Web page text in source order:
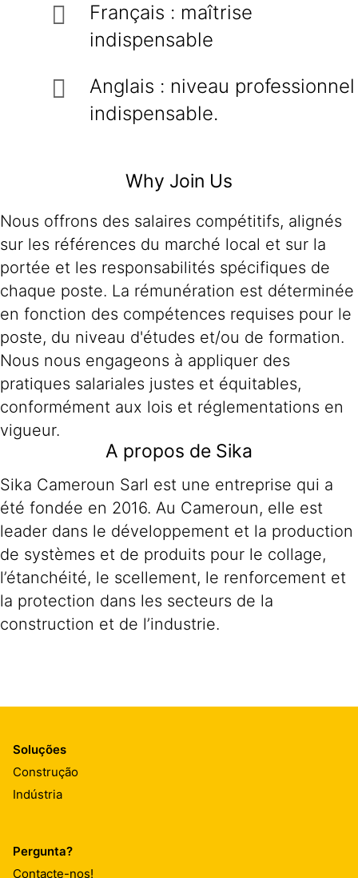
Français : maîtrise
indispensable
Anglais : niveau professionnel
indispensable.
Why Join Us
Nous offrons des salaires compétitifs, alignés
sur les références du marché local et sur la
portée et les responsabilités spécifiques de
chaque poste. La rémunération est déterminée
en fonction des compétences requises pour le
poste, du niveau d'études et/ou de formation.
Nous nous engageons à appliquer des
pratiques salariales justes et équitables,
conformément aux lois et réglementations en
vigueur.
A propos de Sika
Sika Cameroun Sarl est une entreprise qui a
été fondée en 2016. Au Cameroun, elle est
leader dans le développement et la production
de systèmes et de produits pour le collage,
l’étanchéité, le scellement, le renforcement et
la protection dans les secteurs de la
construction et de l’industrie.
Soluções
Construção
Indústria
Pergunta?
Contacte-nos!